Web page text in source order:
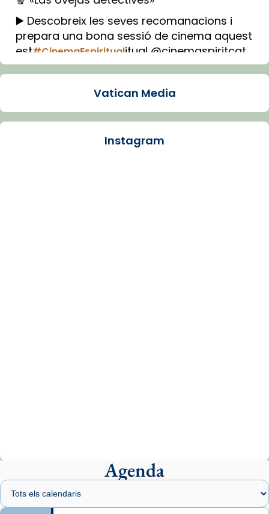
▶️ Descobreix les seves recomanacions i
prepara una bona sessió de cinema aquest
est#CinemaEspiritualitual @cinemaspiritcat
Imatge: Generada amb IA (OpenAI)
Arquebisbat de Barcelona
presidit aquest 27 de juliol la missa de Les
Santes de Mataró.
🔗
Vatican Media
Instagram
Agenda